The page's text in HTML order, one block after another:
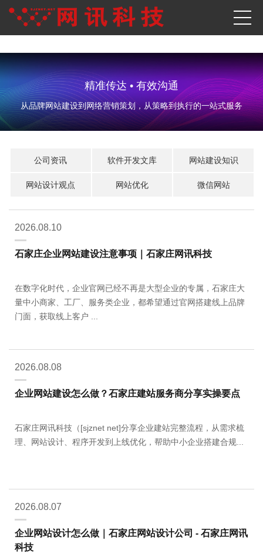
精准传达 • 有效沟通
从品牌网站建设到网络营销策划，从策略到执行的一站式服务
公司资讯 软件开发文库 网站建设知识
网站设计观点 网站优化 微信网站
2026.08.10
石家庄企业网站建设注意事项｜石家庄网讯科技
在数字化时代，企业官网已经不再是大型企业的专属，石家庄大
量中小商家、工厂、服务类企业，都希望通过官网搭建线上品牌
2026.08.08
企业网站建设怎么做？石家庄建站服务商分享实操要点
石家庄网讯科技（[sjznet net]分享企业建站完整流程，从需求梳
理、网站设计、程序开发到上线优化，帮助中小企业搭建合规...
2026.08.07
企业网站设计怎么做｜石家庄网站设计公司 - 石家庄网讯
科技